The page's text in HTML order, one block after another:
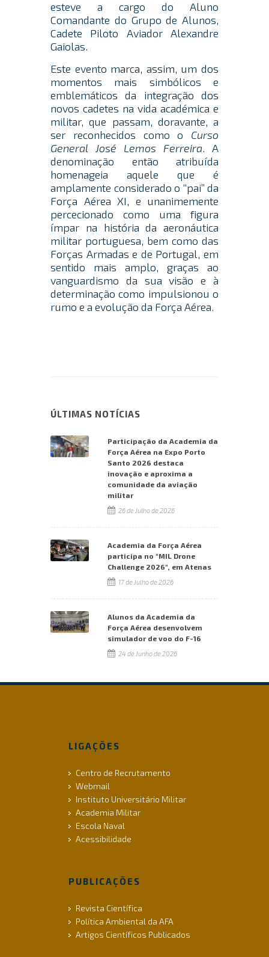
esteve a cargo do Aluno
Comandante do Grupo de Alunos,
Cadete Piloto Aviador Alexandre
Gaiolas.
Este evento marca, assim, um dos
momentos mais simbólicos e
emblemáticos da integração dos
novos cadetes na vida académica e
militar, que passam, doravante, a
ser reconhecidos como o Curso
General José Lemos Ferreira. A
denominação então atribuída
homenageia aquele que é
amplamente considerado o “pai” da
Força Aérea XI, e unanimemente
percecionado como uma figura
ímpar na história da aeronáutica
militar portuguesa, bem como das
Forças Armadas e de Portugal, em
sentido mais amplo, graças ao
vanguardismo da sua visão e à
determinação como impulsionou o
rumo e a evolução da Força Aérea.
ÚLTIMAS NOTÍCIAS
Participação da Academia da
Força Aérea na Expo Porto
Santo 2026 destaca
inovação e aproxima a
comunidade da aviação
militar
26 de Julho de 2026
Academia da Força Aérea
participa no "MIL Drone
Challenge 2026", em Atenas
17 de Julho de 2026
Alunos da Academia da
Força Aérea desenvolvem
simulador de voo do F-16
24 de Junho de 2026
LIGAÇÕES
Centro de Recrutamento
Webmail
Instituto Universitário Militar
Academia Militar
Escola Naval
Acessibilidade
PUBLICAÇÕES
Revista Científica
Política Ambiental da AFA
Artigos Científicos Publicados